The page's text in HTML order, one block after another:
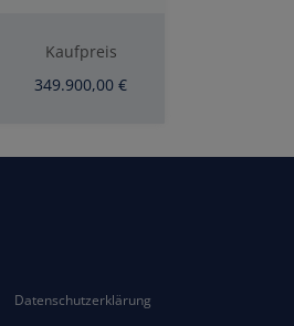
Kaufpreis
349.900,00 €
Datenschutzerklärung